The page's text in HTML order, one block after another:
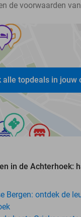
de voorwaarden
alle topdeals in jouw
in de Achterhoek:
Bergen: ontdek de